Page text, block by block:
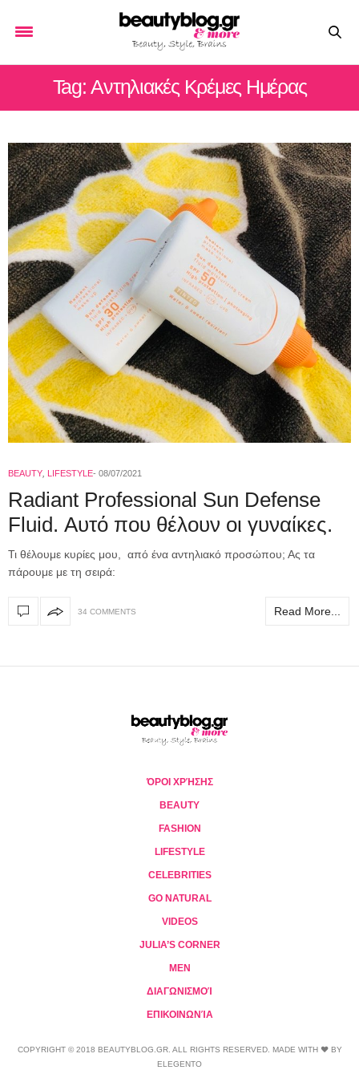
Tag: Αντηλιακές Κρέμες Ημέρας
BEAUTY, LIFESTYLE 08/07/2021
Radiant Professional Sun Defense
Fluid. Αυτό που θέλουν οι γυναίκες.
Τι θέλουμε κυρίες μου, από ένα αντηλιακό προσώπου; Ας τα
πάρουμε με τη σειρά:
34 COMMENTS Read More...
ΌΡΟΙ ΧΡΉΣΗΣ
BEAUTY
FASHION
LIFESTYLE
CELEBRITIES
GO NATURAL
VIDEOS
JULIA’S CORNER
MEN
ΔΙΑΓΩΝΙΣΜΟΊ
ΕΠΙΚΟΙΝΩΝΊΑ
COPYRIGHT © 2018 BEAUTYBLOG.GR. ALL RIGHTS RESERVED. MADE WITH ❤ BY
ELEGENTO